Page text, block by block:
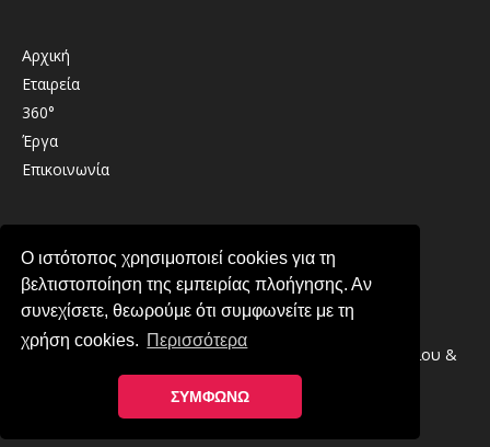
Ο ιστότοπος χρησιμοποιεί cookies για τη
βελτιστοποίηση της εμπειρίας πλοήγησης. Αν
συνεχίσετε, θεωρούμε ότι συμφωνείτε με τη
χρήση cookies. Περισσότερα
ΣΥΜΦΩΝΩ
Αρχική
Εταιρεία
360°
Έργα
Επικοινωνία
2610 439489
info@lirintzis.gr
Copyright © 2026 · Λυριντζής Ο.Ε. Συστήματα Αλουμινίου &
Μεταλλικές Κατασκευές στην Πάτρα
Πολιτική Απορρήτου
Κατασκευή ιστοσελίδας YES Internet